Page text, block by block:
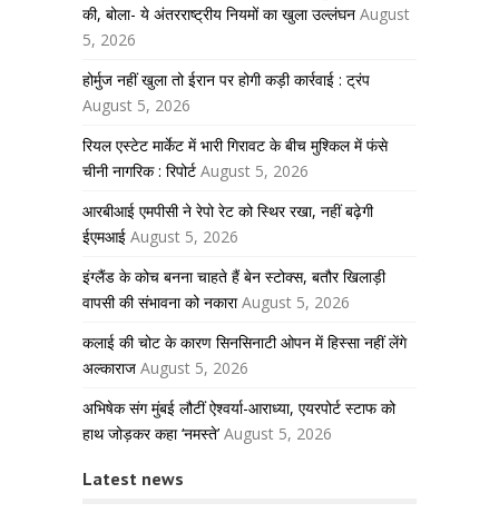
की, बोला- ये अंतरराष्ट्रीय नियमों का खुला उल्लंघन August
5, 2026
होर्मुज नहीं खुला तो ईरान पर होगी कड़ी कार्रवाई : ट्रंप
August 5, 2026
रियल एस्टेट मार्केट में भारी गिरावट के बीच मुश्किल में फंसे
चीनी नागरिक : रिपोर्ट August 5, 2026
आरबीआई एमपीसी ने रेपो रेट को स्थिर रखा, नहीं बढ़ेगी
ईएमआई August 5, 2026
इंग्लैंड के कोच बनना चाहते हैं बेन स्टोक्स, बतौर खिलाड़ी
वापसी की संभावना को नकारा August 5, 2026
कलाई की चोट के कारण सिनसिनाटी ओपन में हिस्सा नहीं लेंगे
अल्काराज August 5, 2026
अभिषेक संग मुंबई लौटीं ऐश्वर्या-आराध्या, एयरपोर्ट स्टाफ को
हाथ जोड़कर कहा ‘नमस्ते’ August 5, 2026
Latest news